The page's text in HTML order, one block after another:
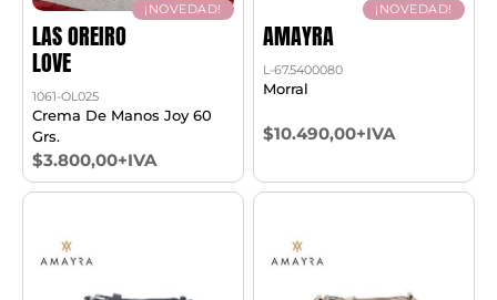
¡NOVEDAD!
LAS OREIRO
LOVE
1061-OL025
Crema De Manos Joy 60
Grs.
$3.800,00+IVA
¡NOVEDAD!
AMAYRA
L-67.5400080
Morral
$10.490,00+IVA